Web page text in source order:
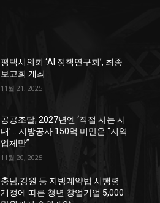
평택시의회 ‘AI 정책연구회’, 최종
보고회 개최
11월 21, 2025
공공조달, 2027년엔 ‘직접 사는 시
대’… 지방공사 150억 미만은 “지역
업체만”
11월 20, 2025
충남,강원 등 지방계약법 시행령
개정에 따른 청년 창업기업 5,000